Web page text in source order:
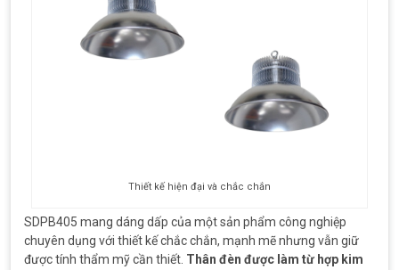
Thiết kế hiện đại và chắc chắn
SDPB405 mang dáng dấp của một sản phẩm công nghiệp
chuyên dụng với thiết kế chắc chắn, mạnh mẽ nhưng vẫn giữ
được tính thẩm mỹ cần thiết. Thân đèn được làm từ hợp kim